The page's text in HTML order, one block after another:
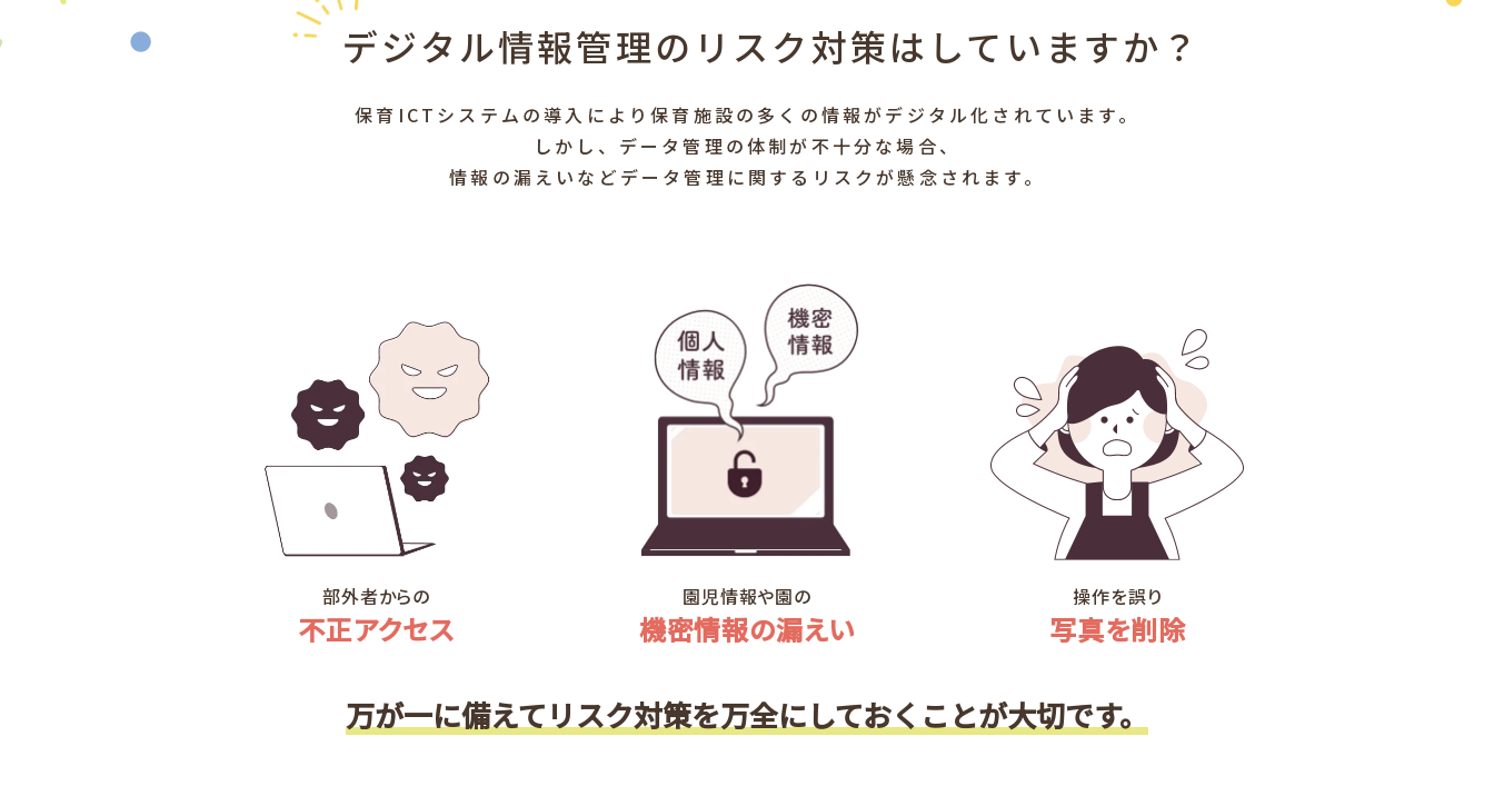
デジタル情報管理のリスク対策はしていますか？
保育ICTシステムの導入により保育施設の 多くの情報がデジタル化されています。
しかし、データ管理の体制が不十分な場合、
情報の漏えいなどデータ管理に関する リスクが懸念されます。
部外者からの
不正アクセス
園児情報や園の
機密情報の漏えい
操作を誤り
写真を削除
万が一に備えてリスク対策を万全にしておくことが大切です。